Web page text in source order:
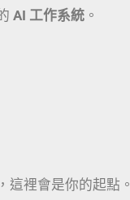
AI 工作系統 。
這裡會是你的起點。